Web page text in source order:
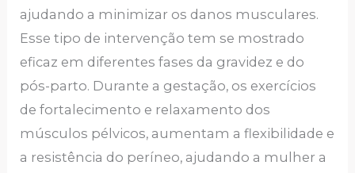
ajudando a minimizar os danos musculares.
Esse tipo de intervenção tem se mostrado
eficaz em diferentes fases da gravidez e do
pós-parto. Durante a gestação, os exercícios
de fortalecimento e relaxamento dos
músculos pélvicos, aumentam a flexibilidade e
a resistência do períneo, ajudando a mulher a